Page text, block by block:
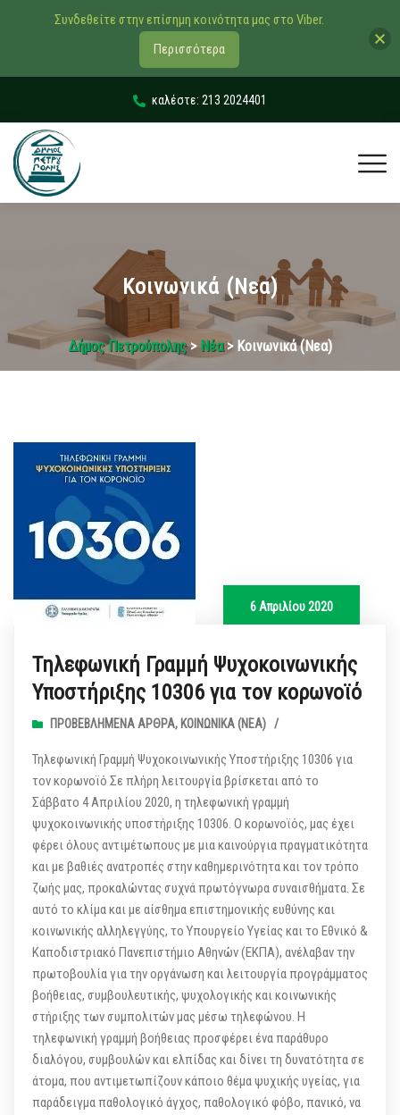
καλέστε: 213 2024401
Κοινωνικά (Νεα)
Δήμος Πετρούπολης> Νέα> Κοινωνικά (Νεα)
6 Απριλίου 2020
Τηλεφωνική Γραμμή Ψυχοκοινωνικής
Υποστήριξης 10306 για τον κορωνοϊό
ΠΡΟΒΕΒΛΗΜΈΝΑ ΆΡΘΡΑ, ΚΟΙΝΩΝΙΚΆ (ΝΕΑ) /
Τηλεφωνική Γραμμή Ψυχοκοινωνικής Υποστήριξης 10306 για
τον κορωνοϊό Σε πλήρη λειτουργία βρίσκεται από το
Σάββατο 4 Απριλίου 2020, η τηλεφωνική γραμμή
ψυχοκοινωνικής υποστήριξης 10306. Ο κορωνοϊός, μας έχει
φέρει όλους αντιμέτωπους με μια καινούργια πραγματικότητα
και με βαθιές ανατροπές στην καθημερινότητα και τον τρόπο
ζωής μας, προκαλώντας συχνά πρωτόγνωρα συναισθήματα. Σε
αυτό το κλίμα και με αίσθημα επιστημονικής ευθύνης και
κοινωνικής αλληλεγγύης, το Υπουργείο Υγείας και το Εθνικό &
Καποδιστριακό Πανεπιστήμιο Αθηνών (ΕΚΠΑ), ανέλαβαν την
πρωτοβουλία για την οργάνωση και λειτουργία προγράμματος
βοήθειας, συμβουλευτικής, ψυχολογικής και κοινωνικής
στήριξης των συμπολιτών μας μέσω τηλεφώνου. Η
τηλεφωνική γραμμή βοήθειας προσφέρει ένα παράθυρο
διαλόγου, συμβουλών και ελπίδας και δίνει τη δυνατότητα σε
άτομα, που αντιμετωπίζουν κάποιο θέμα ψυχικής υγείας, για
παράδειγμα παθολογικό άγχος, παθολογικό φόβο, πανικό, να
Συνδεθείτε στην επίσημη κοινότητα μας στο Viber.
Περισσότερα